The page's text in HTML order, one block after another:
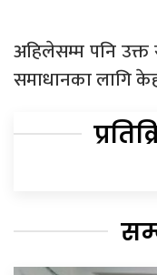
अहिलेसम्म पनि उक्त
समाधानका लागि